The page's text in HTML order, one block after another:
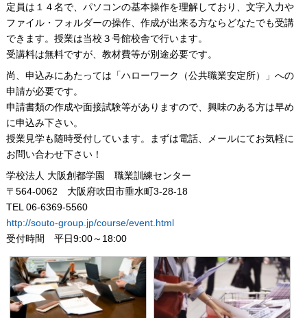
定員は１４名で、パソコンの基本操作を理解しており、文字入力や
ファイル・フォルダーの操作、作成が出来る方ならどなたでも受講
できます。授業は当校３号館校舎で行います。
受講料は無料ですが、教材費等が別途必要です。
尚、申込みにあたっては「ハローワーク（公共職業安定所）」への
申請が必要です。
申請書類の作成や面接試験等がありますので、興味のある方は早め
に申込み下さい。
授業見学も随時受付しています。まずは電話、メールにてお気軽に
お問い合わせ下さい！
学校法人 大阪創都学園 職業訓練センター
〒564-0062 大阪府吹田市垂水町3-28-18
TEL 06-6369-5560
http://souto-group.jp/course/event.html
受付時間 平日9:00～18:00